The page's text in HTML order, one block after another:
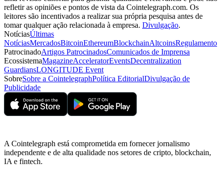
refletir as opiniões e pontos de vista da Cointelegraph.com. Os
leitores são incentivados a realizar sua própria pesquisa antes de
tomar qualquer ação relacionada à empresa. Divulgação.
NotíciasÚltimas
NotíciasMercadosBitcoinEthereumBlockchainAltcoinsRegulamento
PatrocinadoArtigos PatrocinadosComunicados de Imprensa
EcossistemaMagazineAcceleratorEventsDecentralization
GuardiansLONGITUDE Event
SobreSobre a CointelegraphPolítica EditorialDivulgação de
Publicidade
A Cointelegraph está comprometida em fornecer jornalismo
independente e de alta qualidade nos setores de cripto, blockchain,
IA e fintech.